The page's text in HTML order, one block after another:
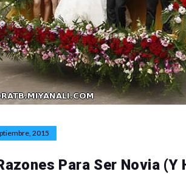
2015
Para Ser Novia (y